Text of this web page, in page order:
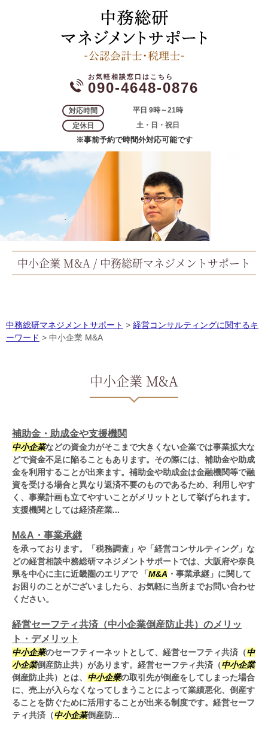
090-4648-0876
対応時間
平日 9時～21時
定休日
土・日・祝日
※事前予約で時間外対応可能です
中小企業 M&A / 中務総研マネジメントサポート
中務総研マネジメントサポート > 経営コンサルティングに関するキ
ーワード > 中小企業 M&A
中小企業 M&A
補助金・助成金や支援機関
中小企業などの資金力がそこまで大きくない企業では事業拡大な
どで資金不足に陥ることもあります。その際には、補助金や助成
金を利用することが出来ます。補助金や助成金は金融機関等で融
資を受ける場合と異なり返済不要のものであるため、利用しやす
く、事業計画も立てやすいことがメリットとして挙げられます。
支援機関としては経済産業...
M&A・事業承継
を承っております。「税務調査」や「経営コンサルティング」な
どの経営相談中務総研マネジメントサポートでは、大阪府や奈良
県を中心に主に近畿圏のエリアで 「 M&A ・事業承継」に関して
お困りのことがございましたら、お気軽に当所までお問い合わせ
ください。
経営セーフティ共済（中小企業倒産防止共）のメリッ
ト・デメリット
中小企業のセーフティーネットとして、経営セーフティ共済（中
小企業倒産防止共）があります。経営セーフティ共済（中小企業
倒産防止共）とは、 中小企業の取引先が倒産をしてしまった場合
に、売上が入らなくなってしまうことによって業績悪化、倒産す
ることを防ぐために活用することが出来る制度です。経営セーフ
ティ共済（中小企業倒産防...